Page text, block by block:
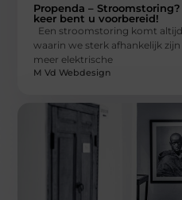
Propenda –
keer bent u voorbereid!
Een stroomstoring komt
waarin we sterk afhankelijk
meer elektrische
M Vd Webdesign